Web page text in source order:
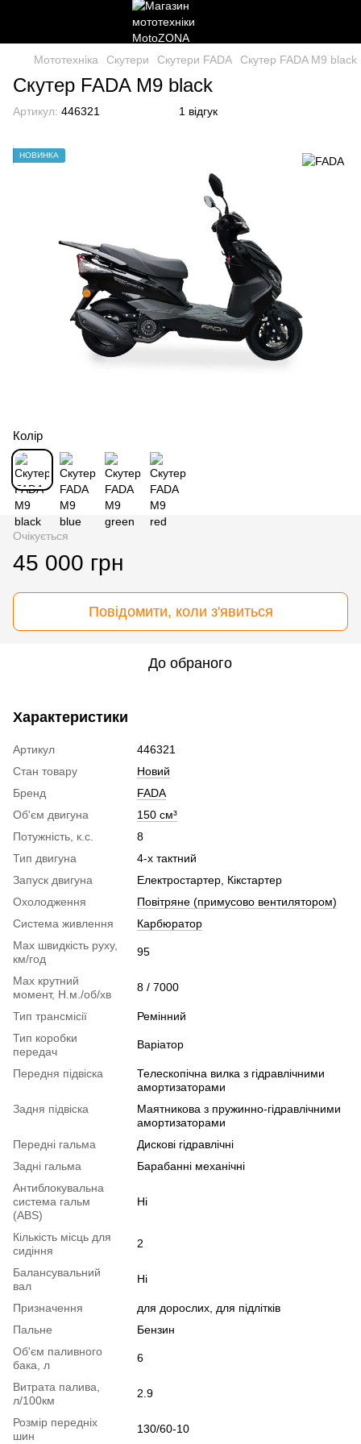
Мототехніка Скутери Скутери FADA Скутер FADA M9 black
Скутер FADA M9 black
Артикул: 446321 1 відгук
НОВИНКА
Колір
Очікується
45 000 грн
Повідомити, коли з'явиться
До обраного
Характеристики
Артикул
446321
Стан товару
Новий
Бренд
FADA
Об'єм двигуна
150 см³
Потужність, к.с.
8
Тип двигуна
4-х тактний
Запуск двигуна
Електростартер, Кікстартер
Охолодження
Повітряне (примусово вентилятором)
Система живлення
Карбюратор
Max швидкість руху,
км/год
95
Max крутний
момент, Н.м./об/хв
8 / 7000
Тип трансмісії
Ремінний
Тип коробки
передач
Варіатор
Передня підвіска
Телескопічна вилка з гідравлічними
амортизаторами
Задня підвіска
Маятникова з пружинно-гідравлічними
амортизаторами
Передні гальма
Дискові гідравлічні
Задні гальма
Барабанні механічні
Антиблокувальна
система гальм
(ABS)
Ні
Кількість місць для
сидіння
2
Балансувальний
вал
Ні
Призначення
для дорослих, для підлітків
Пальне
Бензин
Об'єм паливного
бака, л
6
Витрата палива,
л/100км
2.9
Розмір передніх
шин
130/60-10